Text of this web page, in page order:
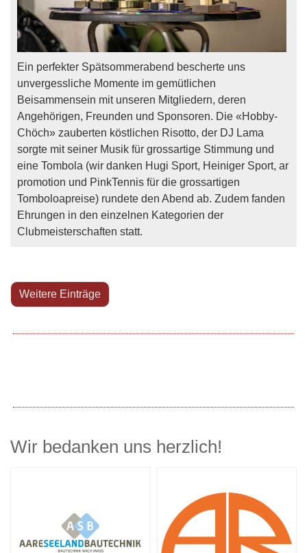
Ein perfekter Spätsommerabend bescherte uns
unvergessliche Momente im gemütlichen
Beisammensein mit unseren Mitgliedern, deren
Angehörigen, Freunden und Sponsoren. Die «Hobby-
Chöch» zauberten köstlichen Risotto, der DJ Lama
sorgte mit seiner Musik für grossartige Stimmung und
eine Tombola (wir danken Hugi Sport, Heiniger Sport, ar
promotion und PinkTennis für die grossartigen
Tomboloapreise) rundete den Abend ab. Zudem fanden
Ehrungen in den einzelnen Kategorien der
Clubmeisterschaften statt.
Weitere Einträge
Wir bedanken uns herzlich!